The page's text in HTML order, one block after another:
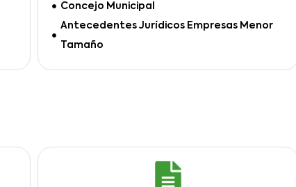
Concejo Municipal
Antecedentes Jurídicos Empresas Menor
Tamaño